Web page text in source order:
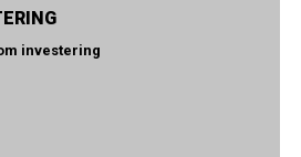
investering